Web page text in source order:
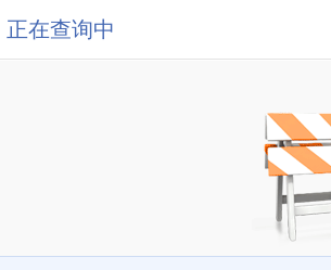
正在查询中